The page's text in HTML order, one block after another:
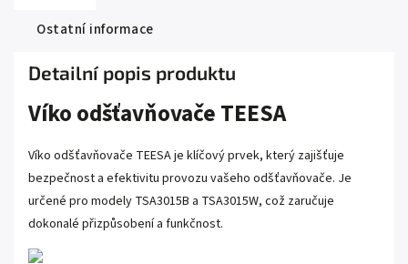
Ostatní informace
Detailní popis produktu
Víko odšťavňovače TEESA
Víko odšťavňovače TEESA je klíčový prvek, který zajišťuje
bezpečnost a efektivitu provozu vašeho odšťavňovače. Je
určené pro modely TSA3015B a TSA3015W, což zaručuje
dokonalé přizpůsobení a funkčnost.